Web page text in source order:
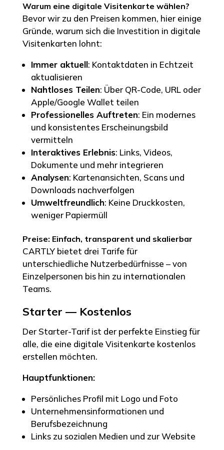
Warum eine digitale Visitenkarte wählen?
Bevor wir zu den Preisen kommen, hier einige
Gründe, warum sich die Investition in digitale
Visitenkarten lohnt:
Immer aktuell: Kontaktdaten in Echtzeit
aktualisieren
Nahtloses Teilen: Über QR-Code, URL oder
Apple/Google Wallet teilen
Professionelles Auftreten: Ein modernes
und konsistentes Erscheinungsbild
vermitteln
Interaktives Erlebnis: Links, Videos,
Dokumente und mehr integrieren
Analysen: Kartenansichten, Scans und
Downloads nachverfolgen
Umweltfreundlich: Keine Druckkosten,
weniger Papiermüll
Preise: Einfach, transparent und skalierbar
CARTLY bietet drei Tarife für
unterschiedliche Nutzerbedürfnisse – von
Einzelpersonen bis hin zu internationalen
Teams.
Starter — Kostenlos
Der Starter-Tarif ist der perfekte Einstieg für
alle, die eine digitale Visitenkarte kostenlos
erstellen möchten.
Hauptfunktionen:
Persönliches Profil mit Logo und Foto
Unternehmensinformationen und
Berufsbezeichnung
Links zu sozialen Medien und zur Website